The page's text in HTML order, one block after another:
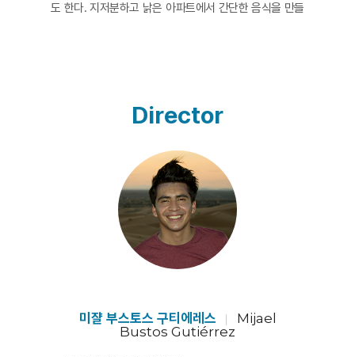
도 한다. 지저분하고 낡은 아파트에서 간단한 음식을 만들
사람 모두를 돌볼 수 없는 할아버지는 아내와 아들 중 선택
해야 하는 기로에 선다.
개인이나 가족의 삶을 담은 사적 다큐멘터리의 장점은 카
메라와 대상이 친밀하기 때문에 비교적 편하고 자유로운
분위기에서 감독이 담고자 하는 주제에 진실한 시선으로
다가갈 수 있다는 점이다. 조카의 손에 들린 카메라는 한
가족이 직면한 비극적 상황을 격정적 감정이나 수사적 설
명 없이 묵시하듯 지켜본다. 파토스적 분위기를 이끄는 것
담긴 대중 가요이다. 오직 이 대중가요가 할아버지가 느끼
는 혼란과 분열의 상황을 대변할 뿐이다.
Director
미쟐 부스토스 구티에레스
Mijael
Bustos Gutiérrez